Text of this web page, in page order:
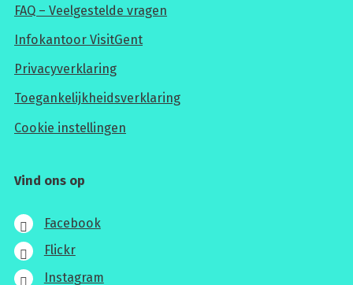
FAQ – Veelgestelde vragen
Infokantoor VisitGent
Privacyverklaring
Toegankelijkheidsverklaring
Cookie instellingen
Vind ons op
Facebook
Flickr
Instagram